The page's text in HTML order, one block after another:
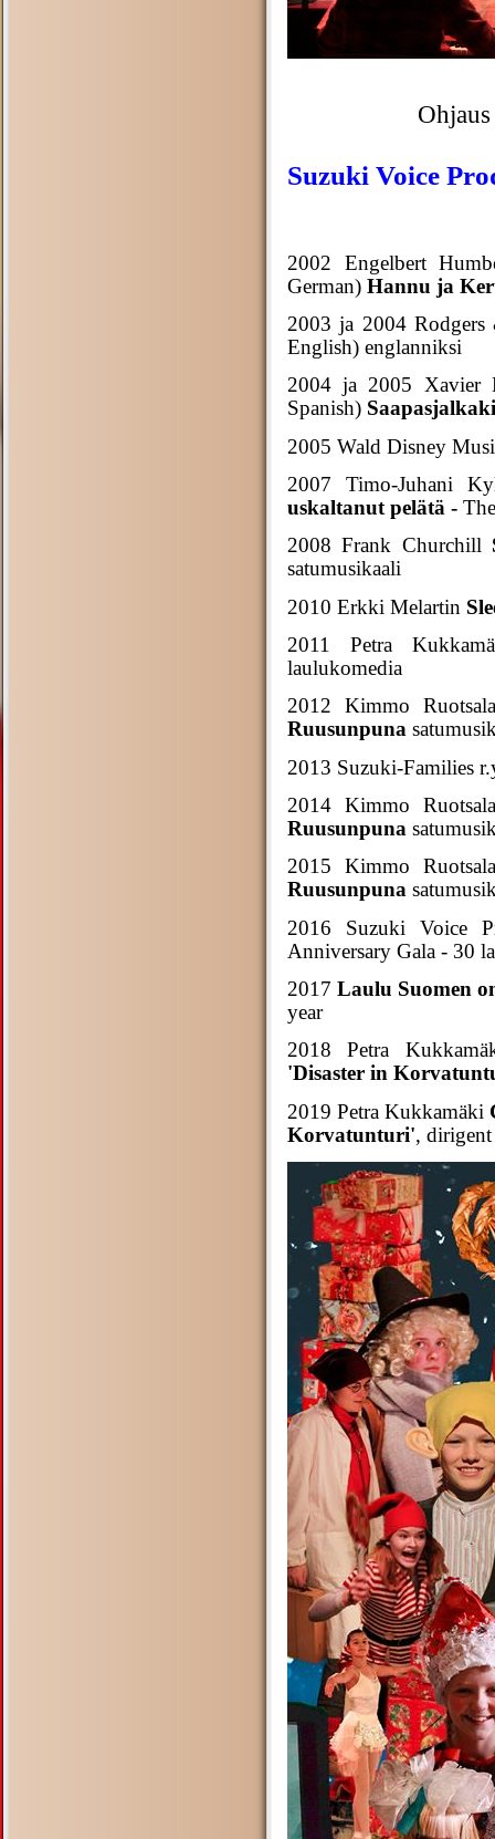
Suzuki Voice
2002 Engelbert
German) Hannu ja
2003 ja 2004
English) englanniksi
2004 ja 2005 Xavier
Spanish)
2005 Wald Disney
2007 Timo-Juhani
uskaltanut pelätä -
2008 Frank Churchill
satumusikaali
2010 Erkki Melartin
2011 Petra
laulukomedia
2012 Kimmo
Ruusunpuna
2013 Suzuki-Families
2014 Kimmo
Ruusunpuna
2015 Kimmo
Ruusunpuna
2016 Suzuki Voice
Anniversary Gala - 30
2017Laulu Suomen
year
2018 Petra
'Disaster in
2019 Petra Kukkamäki
Korvatunturi',